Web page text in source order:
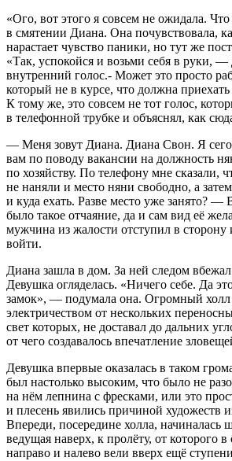
«Ого, вот этого я совсем не ожидала.
в смятении Диана. Она почувствовала,
нарастает чувство паники, но тут же
«Так, успокойся и возьми себя в руки, —
внутренний голос.- Может это просто
который не в курсе, что должна
К тому же, это совсем не тот голос,
в телефонной трубке и объяснял, как
— Меня зовут Диана. Диана Свон. Я
вам по поводу вакансии на должность
по хозяйству. По телефону мне сказали,
не наняли и место няни свободно, а
и куда ехать. Разве место уже занято? —
было такое отчаяние, да и сам вид её
мужчина из жалости отступил в сторону
войти.
Диана зашла в дом. За ней следом
Девушка огляделась. «Ничего себе. Да
замок», — подумала она. Огромный холл
электричеством от нескольких
свет которых, не доставал до дальних
от чего создавалось впечатление
Девушка впервые оказалась в таком
был настолько высоким, что было не
на нём лепнина с фресками, или это
и плесень явились причиной художеств
Впереди, посередине холла, начиналась
ведущая наверх, к пролёту, от которого
направо и налево вели вверх ещё